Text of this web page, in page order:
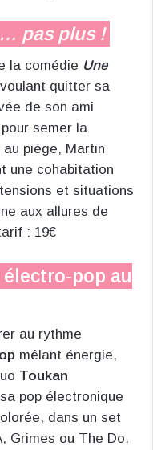
pas plus !
la comédie Une
quitter sa
de son ami
semer la
piège, Martin
une cohabitation
et situations
aux allures de
: 19€
pop au
au rythme
mêlant énergie,
Toukan
pop électronique
dans un set
Grimes ou The Do.